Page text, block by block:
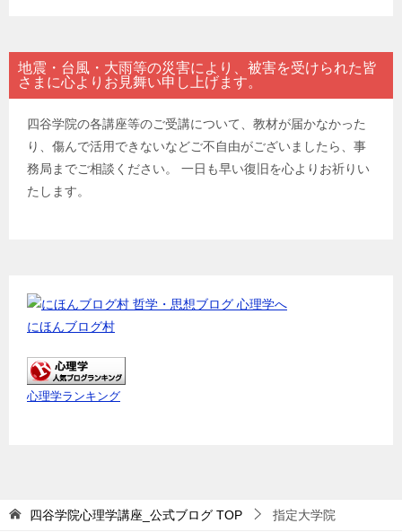
地震・台風・大雨等の災害により、被害を受けられた皆
さまに心よりお見舞い申し上げます。
四谷学院の各講座等のご受講について、教材が届かなかった
り、傷んで活用できないなどご不自由がございましたら、事
務局までご相談ください。 一日も早い復旧を心よりお祈りい
たします。
にほんブログ村
心理学ランキング
四谷学院心理学講座_公式ブログ TOP 指定大学院